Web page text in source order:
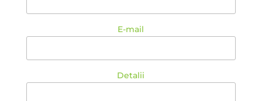
E-mail
Detalii